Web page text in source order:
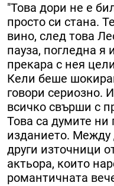
"Това дори не е
просто си стана.
вино, след това
пауза, погледна я
прекара с нея
Кели беше
говори сериозно.
всичко свърши с
Това са думите ни
изданието. Между
други източници
актьора, които
романтичната